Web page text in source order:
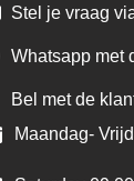
Stel je vraag
Whatsapp met
Bel met de
Maandag-